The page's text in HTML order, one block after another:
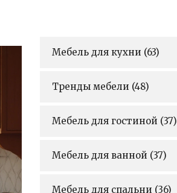
Мебель для кухни (63)
Тренды мебели (48)
Мебель для гостиной (37)
Мебель для ванной (37)
Мебель для спальни (36)